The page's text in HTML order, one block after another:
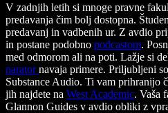
V zadnjih letih si mnoge pravne
predavanja čim bolj dostopna.
predavanj in vadbenih ur. Z avdio
in postane podobno podcastom.
med odmorom ali na poti. Lažje si
naratornavaja primere. Priljubljeni
Substance Audio. Ti vam prihranijo
jih najdete na West Academic. Vaša
Glannon Guides v avdio obliki z